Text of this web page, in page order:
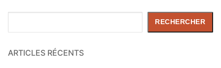
RECHERCHER
ARTICLES RÉCENTS